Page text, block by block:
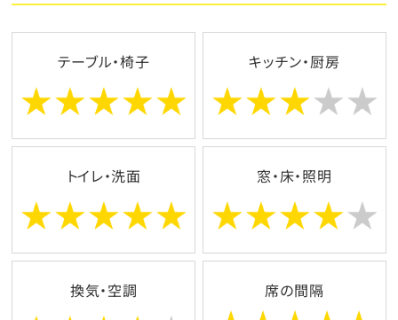
テーブル・椅子 キッチン・厨房
トイレ・洗面 窓・床・照明
換気・空調 席の間隔